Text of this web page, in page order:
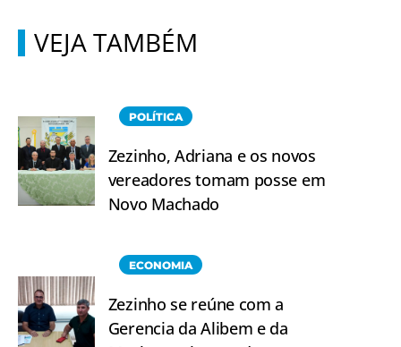
VEJA TAMBÉM
POLÍTICA
Zezinho, Adriana e os novos
vereadores tomam posse em
Novo Machado
ECONOMIA
Zezinho se reúne com a
Gerencia da Alibem e da